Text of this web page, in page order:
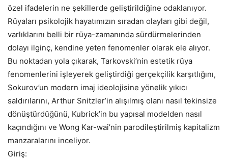
özel ifadelerin ne şekillerde geliştirildiğine odaklanıyor.
Rüyaları psikolojik hayatımızın sıradan olayları gibi değil,
varlıklarını belli bir rüya-zamanında sürdürmelerinden
dolayı ilginç, kendine yeten fenomenler olarak ele alıyor.
Bu noktadan yola çıkarak, Tarkovski’nin estetik rüya
fenomenlerini işleyerek geliştirdiği gerçekçilik karşıtlığını,
Sokurov’un modern imaj ideolojisine yönelik yıkıcı
saldırılarını, Arthur Snitzler’in alışılmış olanı nasıl tekinsize
dönüştürdüğünü, Kubrick’in bu yapısal modelden nasıl
kaçındığını ve Wong Kar-wai’nin parodileştirilmiş kapitalizm
manzaralarını inceliyor.
Giriş: